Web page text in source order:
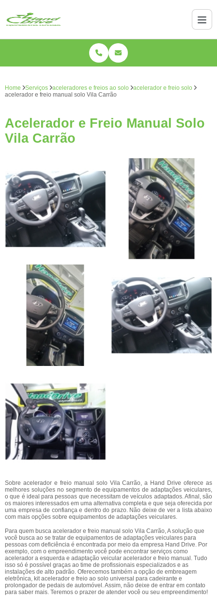
Home Serviços aceleradores e freios ao solo
acelerador e freio solo
acelerador e freio manual solo Vila Carrão
Acelerador e Freio Manual Solo
Vila Carrão
Sobre acelerador e freio manual solo Vila Carrão, a Hand Drive oferece as
melhores soluções no segmento de equipamentos de adaptações veiculares,
o que é ideal para pessoas que necessitam de veículos adaptados. Afinal, são
os maiores interessados em uma alternativa completa e que seja oferecida por
uma empresa de confiança e dentro do prazo. Não deixe de ver a lista abaixo
com mais opções sobre equipamentos de adaptações veiculares.
Para quem busca acelerador e freio manual solo Vila Carrão, A solução que
você busca ao se tratar de equipamentos de adaptações veiculares para
pessoas com deficiência é encontrada por meio da empresa Hand Drive. Por
exemplo, com o empreendimento você pode encontrar serviços como
acelerador a esquerda e adaptação veicular acelerador e freio manual. Tudo
isso só é possível graças ao time de profissionais especializados e as
instalações de alto padrão. Oferecemos também a opção de embreagem
eletrônica, kit acelerador e freio ao solo universal para cadeirante e
prolongador de pedais de automóvel. Assim, não deixe de entrar em contato
para saber mais. Teremos o prazer de atender você ou seu empreendimento!